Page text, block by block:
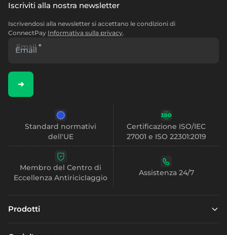
Iscriviti alla nostra newsletter
Iscrivendosi alla newsletter si accettano le condizioni di
ConnectPay Informativa sulla privacy.
Email *
➔
Standard normativi
dell'UE
Certificazione ISO/IEC
27001 e ISO 22301:2019
Membro del Centro di
Eccellenza Antiriciclaggio
Assistenza 24/7
Prodotti